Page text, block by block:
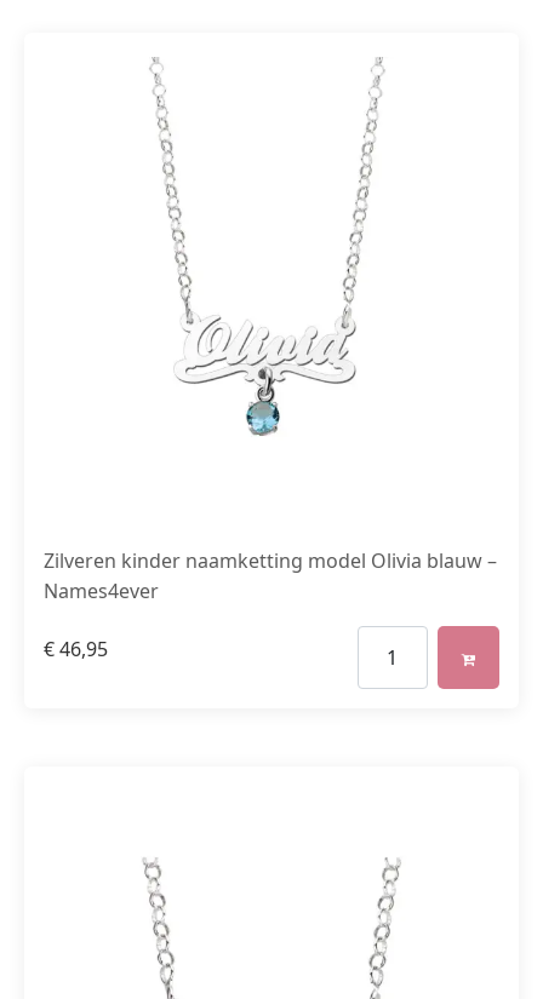
Zilveren kinder naamketting model Olivia blauw –
Names4ever
€46,95